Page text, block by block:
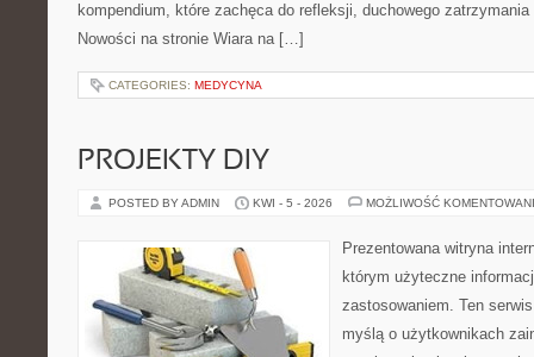
kompendium, które zachęca do refleksji, duchowego
Nowości na stronie Wiara na […]
CATEGORIES: MEDYCYNA
PROJEKTY DIY
POSTED BY ADMIN KWI - 5 - 2026 MOŻLIWOŚĆ
Prezentowana witryna
którym użyteczne
zastosowaniem. Ten
myślą o użytkownikach